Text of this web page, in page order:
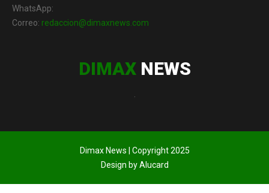
WhatsApp:
Correo: redaccion@dimaxnews.com
DIMAXNEWS
Dimax News | Copyright 2025
Design by Alucard